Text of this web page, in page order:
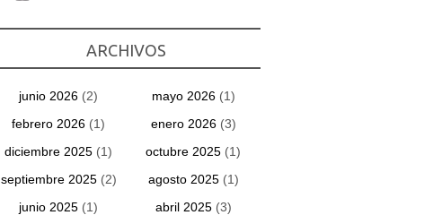
ARCHIVOS
junio 2026 (2) mayo 2026(1)
febrero 2026 (1) enero 2026(3)
diciembre 2025 (1) octubre 2025 (1)
septiembre 2025(2) agosto 2025(1)
junio 2025 (1) abril 2025(3)